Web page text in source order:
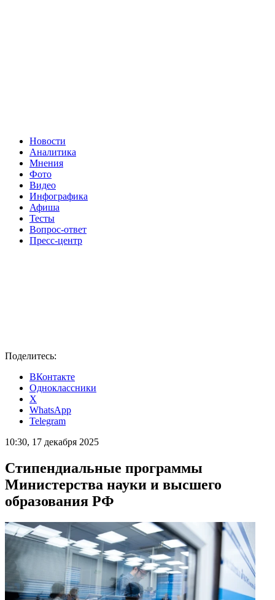
Новости
Аналитика
Мнения
Фото
Видео
Инфографика
Афиша
Тесты
Вопрос-ответ
Пресс-центр
Поделитесь:
ВКонтакте
Одноклассники
X
WhatsApp
Telegram
10:30, 17 декабря 2025
Стипендиальные программы
Министерства науки и высшего
образования РФ